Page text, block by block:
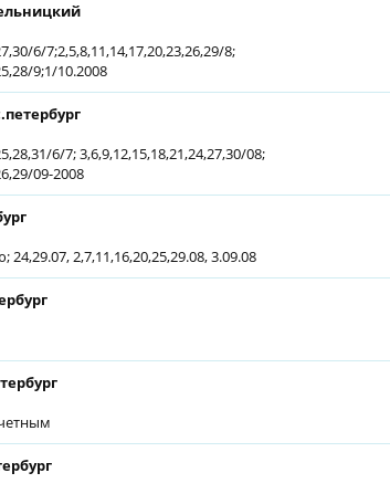
6/7;2,5,8,11,14,17,20,23,26,29/8;
9;1/10.2008
6/7; 3,6,9,12,15,18,21,24,27,30/08;
09-2008
2,7,11,16,20,25,29.08, 3.09.08